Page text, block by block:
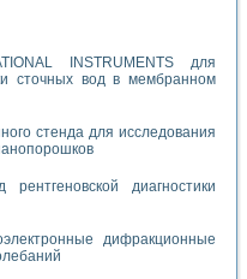
INSTRUMENTS для
сточных вод в мембранном
стенда для исследования
диагностики
дифракционные